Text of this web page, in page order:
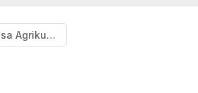
Raksasa Agrikultur